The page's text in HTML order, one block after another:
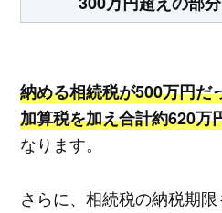
納める相続税が500万円だ
加算税を加え合計約620万
なります。
さらに、相続税の納税期